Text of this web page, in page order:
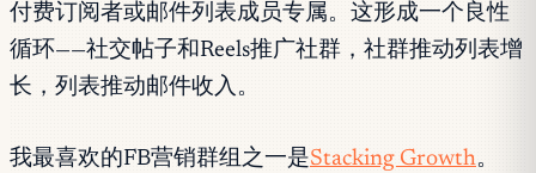
付费订阅者或邮件列表成员专属。这形成一个良性
循环——社交帖子和Reels推广社群，社群推动列表增
长，列表推动邮件收入。
我最喜欢的FB营销群组之一是Stacking Growth。